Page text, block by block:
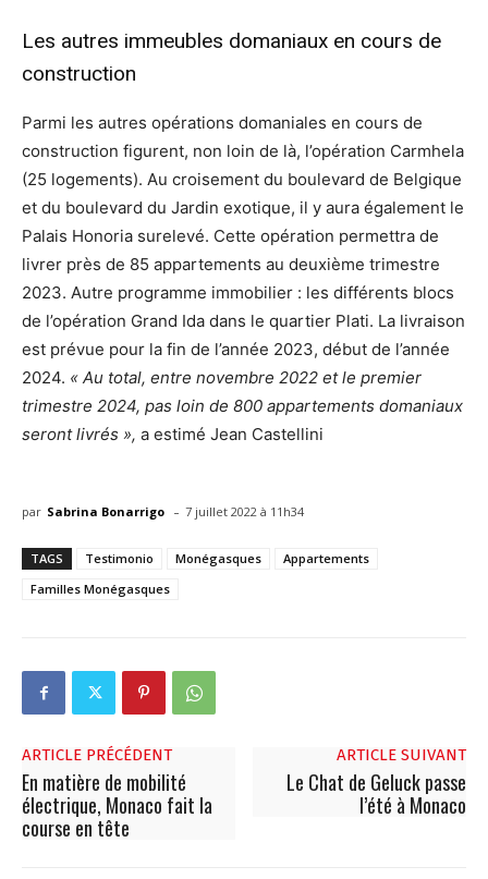
Les autres immeubles domaniaux en cours de
construction
Parmi les autres opérations domaniales en cours de
construction figurent, non loin de là, l’opération Carmhela
(25 logements). Au croisement du boulevard de Belgique
et du boulevard du Jardin exotique, il y aura également le
Palais Honoria surelevé. Cette opération permettra de
livrer près de 85 appartements au deuxième trimestre
2023. Autre programme immobilier : les différents blocs
de l’opération Grand Ida dans le quartier Plati. La livraison
est prévue pour la fin de l’année 2023, début de l’année
2024. « Au total, entre novembre 2022 et le premier
trimestre 2024, pas loin de 800 appartements domaniaux
seront livrés », a estimé Jean Castellini
par Sabrina Bonarrigo - 7 juillet 2022 à 11h34
TAGS Testimonio Monégasques
Appartements
Familles Monégasques
ARTICLE PRÉCÉDENT
En matière de mobilité
électrique, Monaco fait la
course en tête
ARTICLE SUIVANT
Le Chat de Geluck passe
l’été à Monaco